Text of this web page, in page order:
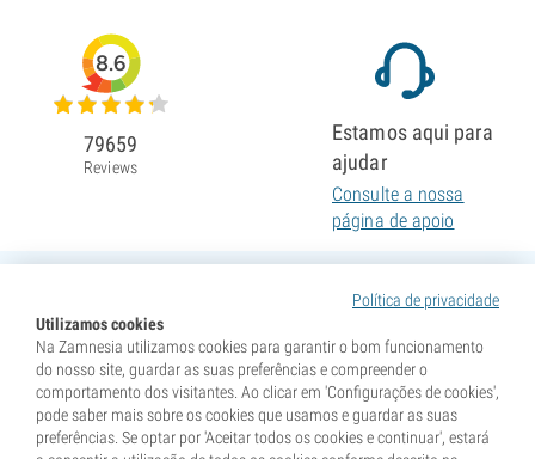
Política de privacidade
Utilizamos cookies
Na Zamnesia utilizamos cookies para garantir o bom funcionamento
do nosso site, guardar as suas preferências e compreender o
comportamento dos visitantes. Ao clicar em 'Configurações de cookies',
pode saber mais sobre os cookies que usamos e guardar as suas
preferências. Se optar por 'Aceitar todos os cookies e continuar', estará
8.6
79659
Reviews
Estamos aqui para
ajudar
Consulte a nossa
página de apoio